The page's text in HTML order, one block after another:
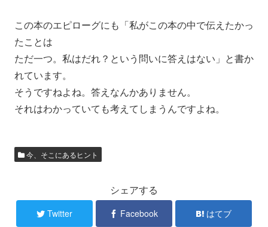
この本のエピローグにも「私がこの本の中で伝えたかっ
たことは
ただ一つ。私はだれ？という問いに答えはない」と書か
れています。
そうですねよね。答えなんかありません。
それはわかっていても考えてしまうんですよね。
今、そこにあるヒント
シェアする
Twitter Facebook はてブ